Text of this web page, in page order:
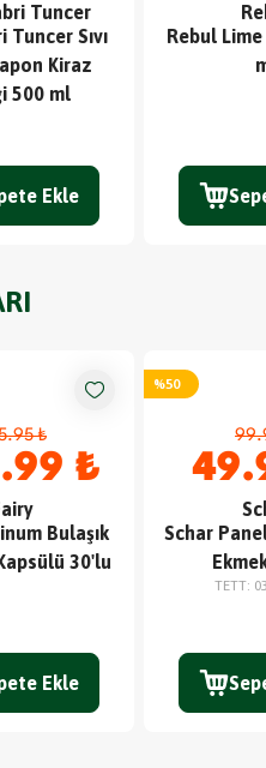
Tuncer
Tuncer Sıvı
Kiraz
500 ml
Ekle
Rebul
₺
₺
Bulaşık
30'lu
Ekle
%50
Schar
TETT: